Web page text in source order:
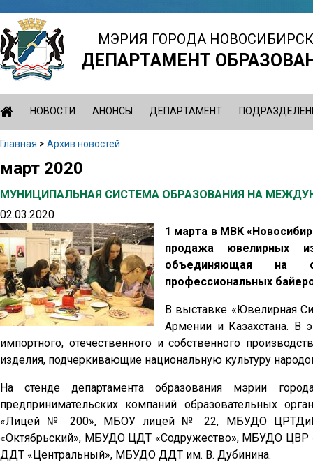
Jump
to
navigation
МЭРИЯ ГОРОДА
ДЕПАРТАМЕНТ
НОВОСТИ АНОНСЫ ДЕПАРТАМЕНТ
Главная > Архив новостей
Back
top
март 2020
МУНИЦИПАЛЬНАЯ СИСТЕМА ОБРАЗОВАНИЯ НА
02.03.2020
1 марта в МВК
продажа ювелирных
объединяющая на
профессиональных
В выставке «Ювелирная
Армении и Казахстана. В
импортного, отечественного и собственного
изделия, подчеркивающие национальную культуру
На стенде департамента образования мэрии
предпринимательских компаний образовательных
«Лицей № 200», МБОУ лицей № 22, МБУДО
«Октябрьский», МБУДО ЦДТ «Содружество», МБУДО
ДДТ «Центральный», МБУДО ДДТ им. В. Дубинина.